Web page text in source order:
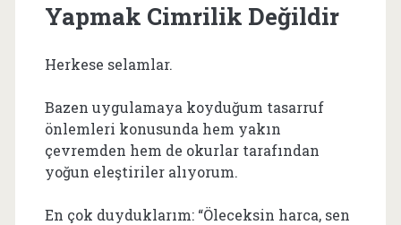
Yapmak Cimrilik Değildir
Herkese selamlar.
Bazen uygulamaya koyduğum tasarruf
önlemleri konusunda hem yakın
çevremden hem de okurlar tarafından
yoğun eleştiriler alıyorum.
En çok duyduklarım: “Öleceksin harca, sen